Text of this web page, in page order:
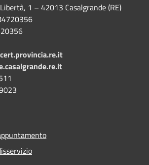
1 – 42013 Casalgrande (RE)